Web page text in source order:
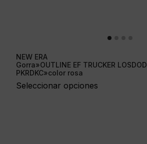
NEW ERA
Gorra»OUTLINE EF TRUCKER LOSDOD
PKRDKC»color rosa
Seleccionar opciones